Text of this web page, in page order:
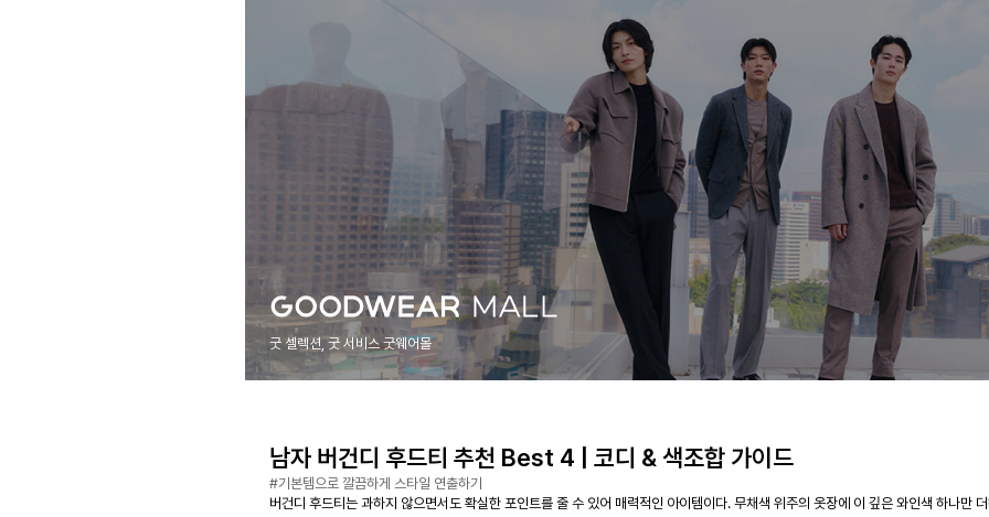
굿 셀렉션, 굿 서비스 굿웨어몰
남자 버건디 후드티 추천 Best 4 | 코디 & 색조합 가이드
#기본템으로 깔끔하게 스타일 연출하기
버건디 후드티는 과하지 않으면서도 확실한 포인트를 줄 수 있어 매력적인 아이템이다. 무채색 위주의 옷장에 이 깊은 와인색 하나만